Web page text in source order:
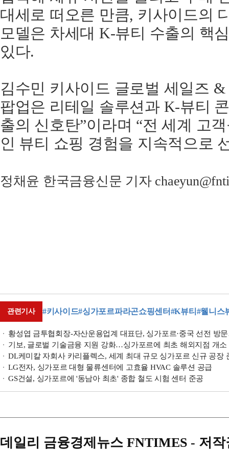
대세로 떠오른 만큼, 키사이드의
모델은 차세대 K-뷰티 수출의 핵
있다.
김수민 키사이드 글로벌 세일즈
팝업은 리테일 솔루션과 K-뷰티
출의 신호탄”이라며 “전 세계 고
인 뷰티 쇼핑 경험을 지속적으로
정채윤 한국금융신문 기자
관련기사 #키사이드#싱가포르파라곤쇼핑센터#K뷰티 #웰니스
황성엽 금투협회장-자산운용업계 대표단, 싱가포르·중국 선전 방
기보, 글로벌 기술금융 지원 강화…싱가포르에 최초 해외지점 개소
DL케미칼 자회사 카리플렉스, 세계 최대 규모 싱가포르 신규 공장
LG전자, 싱가포르 대형 물류센터에 고효율 HVAC 솔루션 공급
GS건설, 싱가포르에 '동남아 최초' 종합 철도 시험 센터 준공
데일리 금융경제뉴스 FNTIMES - 저